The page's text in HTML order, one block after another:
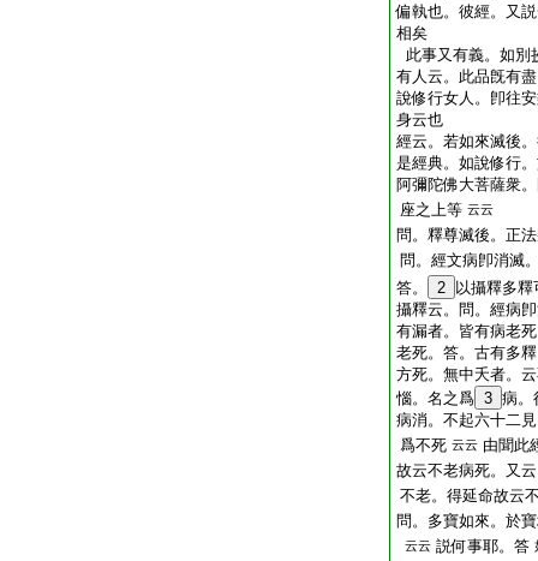
偏執也。彼經。又
相矣
此事又有義。如別
有人云。此品旣有
說修行女人。卽往
身云也
經云。若如來滅後
是經典。如說修行
阿彌陀佛大菩薩衆
座之上等 云云
問。釋尊滅後。正
問。經文病卽消滅
答。
2
以攝釋多釋
攝釋云。問。經病
有漏者。皆有病老
老死。答。古有多
方死。無中夭者。
惱。名之爲 3 病。
病消。不起六十二
爲不死 云云 由聞此
故云不老病死。又
不老。得延命故云
問。多寶如來。於
云云 説何事耶。答